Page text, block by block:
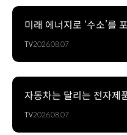
미래 에너지로 ‘수소’를
TV2026.08.07
자동차는 달리는 전자제
TV2026.08.07